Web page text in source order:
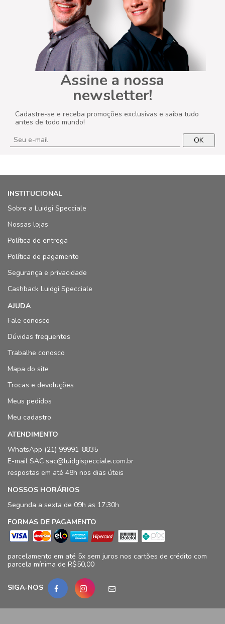
Assine a nossa
newsletter!
Cadastre-se e receba promoções exclusivas e saiba tudo
antes de todo mundo!
OK
INSTITUCIONAL
Sobre a Luidgi Specciale
Nossas lojas
Política de entrega
Política de pagamento
Segurança e privacidade
Cashback Luidgi Specciale
AJUDA
Fale conosco
Dúvidas frequentes
Trabalhe conosco
Mapa do site
Trocas e devoluções
Meus pedidos
Meu cadastro
ATENDIMENTO
WhatsApp (21) 99991-8835
E-mail SAC sac@luidgispecciale.com.br
respostas em até 48h nos dias úteis
NOSSOS HORÁRIOS
Segunda a sexta de 09h as 17:30h
FORMAS DE PAGAMENTO
parcelamento em até 5x sem juros nos cartões de crédito com
parcela mínima de R$50,00
SIGA-NOS